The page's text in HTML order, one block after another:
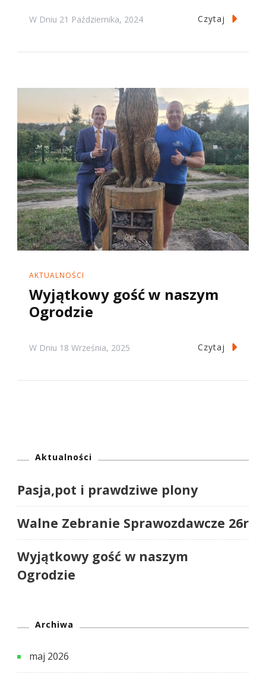
W Dniu 21 Października, 2024 Czytaj
AKTUALNOŚCI
Wyjątkowy gość w naszym
Ogrodzie
W Dniu 18 Września, 2025 Czytaj
Aktualności
Pasja,pot i prawdziwe plony
Walne Zebranie Sprawozdawcze 26r
Wyjątkowy gość w naszym
Ogrodzie
Archiwa
maj 2026